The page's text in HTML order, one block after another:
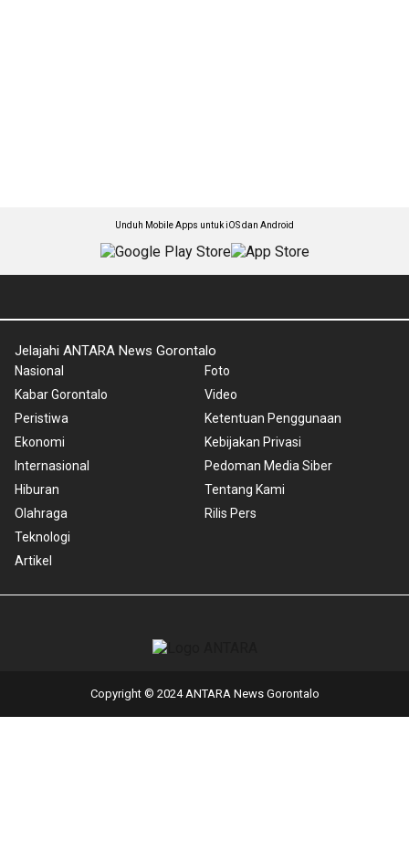
Unduh Mobile Apps untuk iOS dan Android
Jelajahi ANTARA News Gorontalo
Nasional
Kabar Gorontalo
Peristiwa
Ekonomi
Internasional
Hiburan
Olahraga
Teknologi
Artikel
Foto
Video
Ketentuan Penggunaan
Kebijakan Privasi
Pedoman Media Siber
Tentang Kami
Rilis Pers
Copyright © 2024 ANTARA News Gorontalo